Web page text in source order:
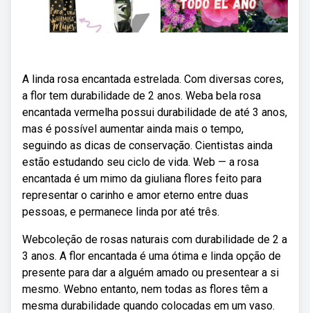
A linda rosa encantada estrelada. Com diversas cores,
a flor tem durabilidade de 2 anos. Weba bela rosa
encantada vermelha possui durabilidade de até 3 anos,
mas é possível aumentar ainda mais o tempo,
seguindo as dicas de conservação. Cientistas ainda
estão estudando seu ciclo de vida. Web — a rosa
encantada é um mimo da giuliana flores feito para
representar o carinho e amor eterno entre duas
pessoas, e permanece linda por até três.
Webcoleção de rosas naturais com durabilidade de 2 a
3 anos. A flor encantada é uma ótima e linda opção de
presente para dar a alguém amado ou presentear a si
mesmo. Webno entanto, nem todas as flores têm a
mesma durabilidade quando colocadas em um vaso.